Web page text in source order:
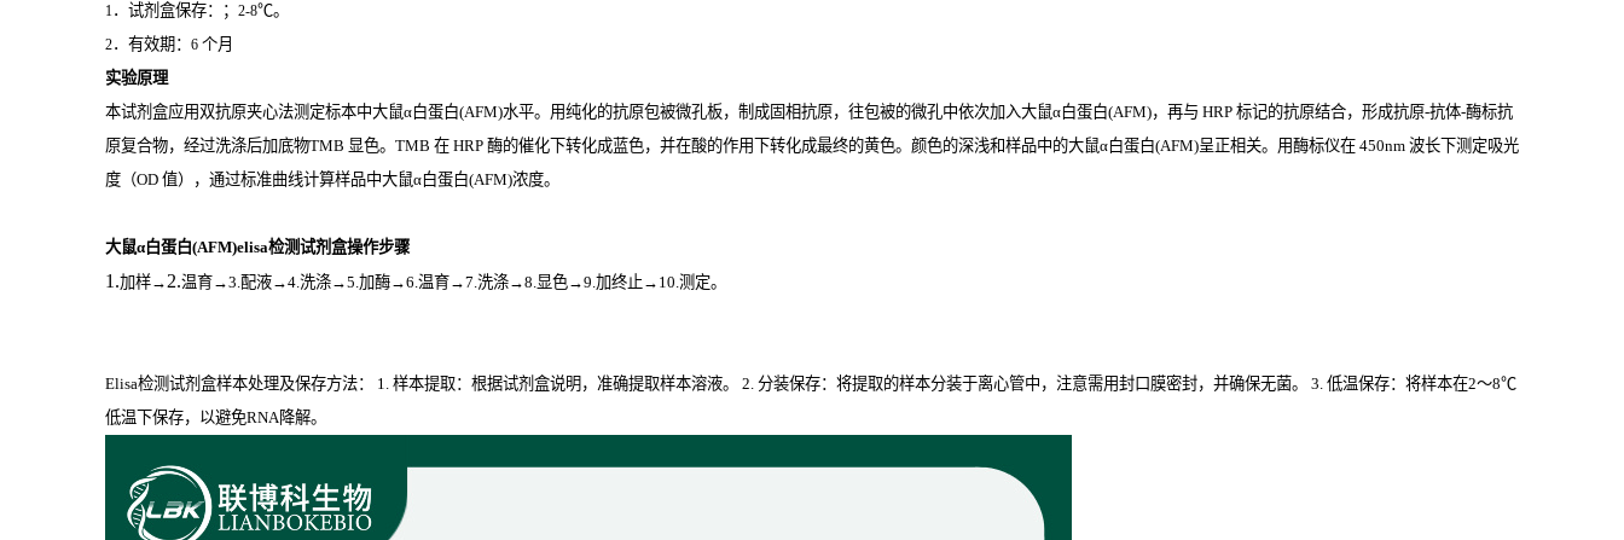
1．试剂盒保存：； 2-8℃。
2．有效期： 6 个月
实验原理
本试剂盒应用双抗原夹心法测定标本中大鼠α白蛋白(AFM)水平。用纯化的抗原包被微孔板，制成固相抗原，往包被的微孔中依次加入大鼠α白蛋白(AFM)，再与 HRP 标记的抗原结合，形成抗原-抗体-酶标抗
原复合物，经过洗涤后加底物TMB 显色。 TMB 在 HRP 酶的催化下转化成蓝色，并在酸的作用下转化成最终的黄色。颜色的深浅和样品中的大鼠α白蛋白(AFM)呈正相关。用酶标仪在 450nm 波长下测定吸光
度（OD 值），通过标准曲线计算样品中大鼠α白蛋白(AFM)浓度。
大鼠α白蛋白(AFM)elisa检测试剂盒操作步骤
1.加样→ 2.温育→3.配液→4.洗涤→5.加酶→6.温育→7.洗涤→8.显色→9.加终止→10.测定。
Elisa检测试剂盒样本处理及保存方法： 1. 样本提取：根据试剂盒说明，准确提取样本溶液。 2. 分装保存：将提取的样本分装于离心管中，注意需用封口膜密封，并确保无菌。 3. 低温保存：将样本在2～8℃
低温下保存，以避免RNA降解。